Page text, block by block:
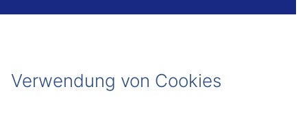
Verwendung von Cookies